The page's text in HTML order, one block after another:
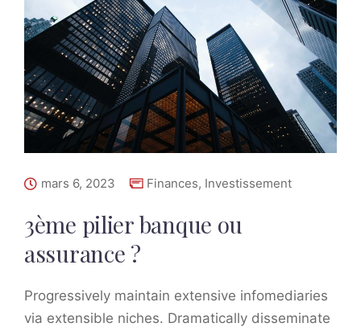
mars 6, 2023 Finances, Investissement
3ème pilier banque ou
assurance ?
Progressively maintain extensive infomediaries
via extensible niches. Dramatically disseminate